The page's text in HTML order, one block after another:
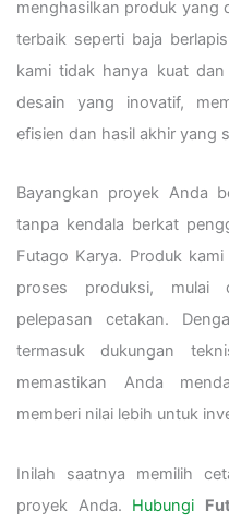
menghasilkan produk yang
terbaik seperti baja
kami tidak hanya kuat
desain yang inovatif,
efisien dan hasil akhir yang
Bayangkan proyek Anda
tanpa kendala berkat
Futago Karya. Produk
proses produksi, mulai
pelepasan cetakan.
termasuk dukungan
memastikan Anda
memberi nilai lebih untuk
Inilah saatnya memilih
proyek Anda. Hubungi